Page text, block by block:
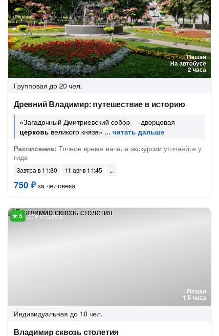
Пешая
На автобусе
2 часа
Групповая до 20 чел.
Древний Владимир: путешествие в историю
«Загадочный Дмитриевский собор — дворцовая
церковь великого князя»
Расписание: Точное время начала экскурсии уточняйте у
гида
Завтра в 11:30 11 авг в 11:45
750 ₽за человека
Пешая
1.5 часа
279 отзывов
Индивидуальная до 10 чел.
Владимир сквозь столетия